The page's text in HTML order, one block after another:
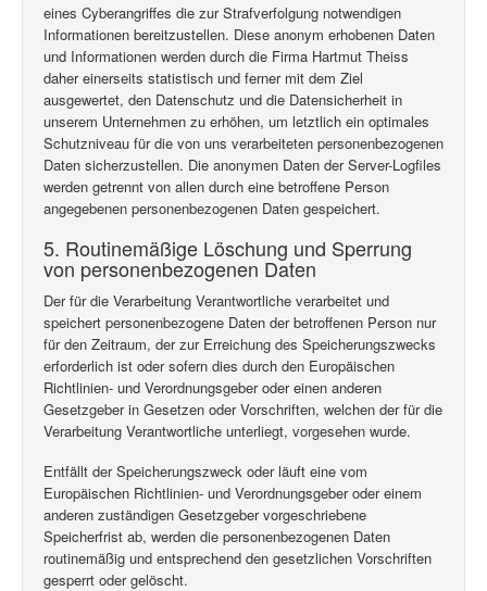
eines Cyberangriffes die zur Strafverfolgung notwendigen
Informationen bereitzustellen. Diese anonym erhobenen Daten
und Informationen werden durch die Firma Hartmut Theiss
daher einerseits statistisch und ferner mit dem Ziel
ausgewertet, den Datenschutz und die Datensicherheit in
unserem Unternehmen zu erhöhen, um letztlich ein optimales
Schutzniveau für die von uns verarbeiteten personenbezogenen
Daten sicherzustellen. Die anonymen Daten der Server-Logfiles
werden getrennt von allen durch eine betroffene Person
angegebenen personenbezogenen Daten gespeichert.
5. Routinemäßige Löschung und Sperrung
von personenbezogenen Daten
Der für die Verarbeitung Verantwortliche verarbeitet und
speichert personenbezogene Daten der betroffenen Person nur
für den Zeitraum, der zur Erreichung des Speicherungszwecks
erforderlich ist oder sofern dies durch den Europäischen
Richtlinien- und Verordnungsgeber oder einen anderen
Gesetzgeber in Gesetzen oder Vorschriften, welchen der für die
Verarbeitung Verantwortliche unterliegt, vorgesehen wurde.
Entfällt der Speicherungszweck oder läuft eine vom
Europäischen Richtlinien- und Verordnungsgeber oder einem
anderen zuständigen Gesetzgeber vorgeschriebene
Speicherfrist ab, werden die personenbezogenen Daten
routinemäßig und entsprechend den gesetzlichen Vorschriften
gesperrt oder gelöscht.